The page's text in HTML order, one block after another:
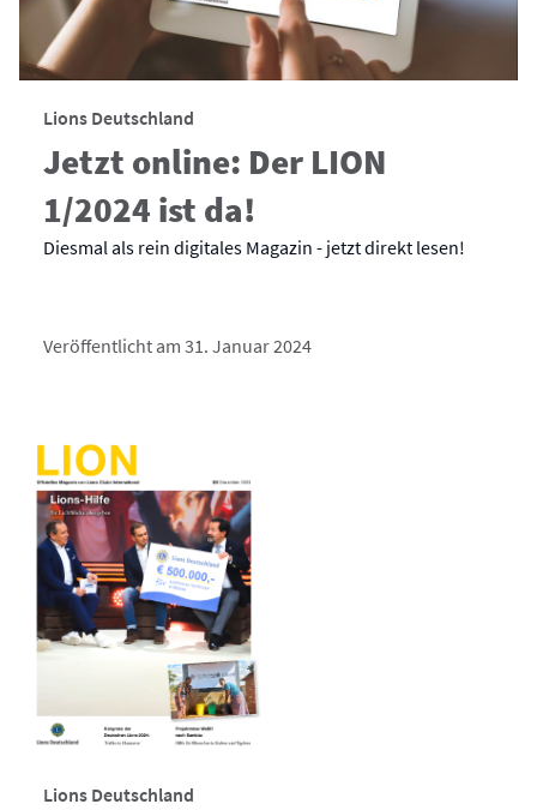
Lions Deutschland
Jetzt online: Der LION
1/2024 ist da!
Diesmal als rein digitales Magazin - jetzt direkt lesen!
Veröffentlicht am 31. Januar 2024
Lions Deutschland